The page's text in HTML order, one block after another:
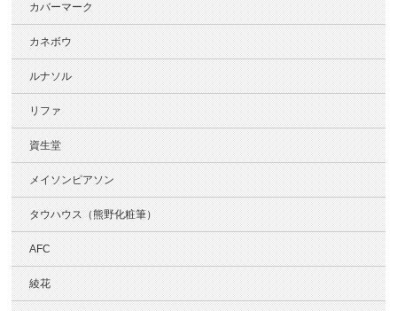
カバーマーク
カネボウ
ルナソル
リファ
資生堂
メイソンピアソン
タウハウス（熊野化粧筆）
AFC
綾花